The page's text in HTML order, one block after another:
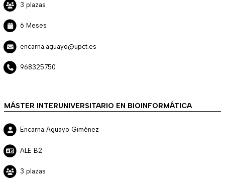
3 plazas
6 Meses
encarna.aguayo@upct.es
968325750
MÁSTER INTERUNIVERSITARIO EN BIOINFORMÁTICA
Encarna Aguayo Giménez
ALE B2
3 plazas